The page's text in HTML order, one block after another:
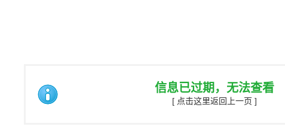
信息已过期，无法查看
[ 点击这里返回上一页 ]